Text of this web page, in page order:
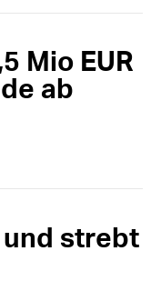
Mio EUR
ab
und strebt